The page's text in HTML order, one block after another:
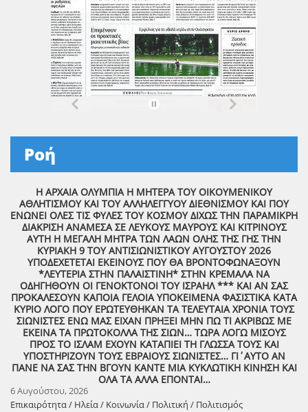
Ροή
Η ΑΡΧΑΙΑ ΟΛΥΜΠΙΑ Η ΜΗΤΕΡΑ ΤΟΥ ΟΙΚΟΥΜΕΝΙΚΟΥ
ΑΘΛΗΤΙΣΜΟΥ ΚΑΙ ΤΟΥ ΑΛΛΗΛΕΓΓΥΟΥ ΔΙΕΘΝΙΣΜΟΥ ΚΑΙ ΠΟΥ
ΕΝΩΝΕΙ ΟΛΕΣ ΤΙΣ ΦΥΛΕΣ ΤΟΥ ΚΟΣΜΟΥ ΔΙΧΩΣ ΤΗΝ ΠΑΡΑΜΙΚΡΗ
ΔΙΑΚΡΙΣΗ ΑΝΑΜΕΣΑ ΣΕ ΛΕΥΚΟΥΣ ΜΑΥΡΟΥΣ ΚΑΙ ΚΙΤΡΙΝΟΥΣ
ΑΥΤΗ Η ΜΕΓΑΛΗ ΜΗΤΡΑ ΤΩΝ ΛΑΩΝ ΟΛΗΣ ΤΗΣ ΓΗΣ ΤΗΝ
ΚΥΡΙΑΚΗ 9 ΤΟΥ ΑΝΤΙΣΙΩΝΙΣΤΙΚΟΥ ΑΥΓΟΥΣΤΟΥ 2026
ΥΠΟΔΕΧΕΤΕΤΑΙ ΕΚΕΙΝΟΥΣ ΠΟΥ ΘΑ ΒΡΟΝΤΟΦΩΝΑΞΟΥΝ
*ΛΕΥΤΕΡΙΑ ΣΤΗΝ ΠΑΛΑΙΣΤΙΝΗ* ΣΤΗΝ ΚΡΕΜΑΛΑ ΝΑ
ΟΔΗΓΗΘΟΥΝ ΟΙ ΓΕΝΟΚΤΟΝΟΙ ΤΟΥ ΙΣΡΑΗΛ *** ΚΑΙ ΑΝ ΣΑΣ
ΠΡΟΚΑΛΕΣΟΥΝ ΚΑΠΟΙΑ ΓΕΛΟΙΑ ΥΠΟΚΕΙΜΕΝΑ ΦΑΣΙΣΤΙΚΑ ΚΑΤΑ
ΚΥΡΙΟ ΛΟΓΟ ΠΟΥ ΕΡΩΤΕΥΘΗΚΑΝ ΤΑ ΤΕΛΕΥΤΑΙΑ ΧΡΟΝΙΑ ΤΟΥΣ
ΣΙΩΝΙΣΤΕΣ ΕΝΩ ΜΑΣ ΕΙΧΑΝ ΠΡΗΞΕΙ ΜΗΝ ΠΩ ΤΙ ΑΚΡΙΒΩΣ ΜΕ
ΕΚΕΙΝΑ ΤΑ ΠΡΩΤΟΚΟΛΛΑ ΤΗΣ ΣΙΩΝ… ΤΩΡΑ ΛΟΓΩ ΜΙΣΟΥΣ
ΠΡΟΣ ΤΟ ΙΣΛΑΜ ΕΧΟΥΝ ΚΑΤΑΠΙΕΙ ΤΗ ΓΛΩΣΣΑ ΤΟΥΣ ΚΑΙ
ΥΠΟΣΤΗΡΙΖΟΥΝ ΤΟΥΣ ΕΒΡΑΙΟΥΣ ΣΙΩΝΙΣΤΕΣ… ΓΙ΄ΑΥΤΟ ΑΝ
ΠΑΝΕ ΝΑ ΣΑΣ ΤΗΝ ΒΓΟΥΝ ΚΑΝΤΕ ΜΙΑ ΚΥΚΛΩΤΙΚΗ ΚΙΝΗΣΗ ΚΑΙ
ΟΛΑ ΤΑ ΑΛΛΑ ΕΠΟΝΤΑΙ…
6 Αυγούστου, 2026
Επικαιρότητα / Ηλεία / Κοινωνία / Πολιτική / Πολιτισμός